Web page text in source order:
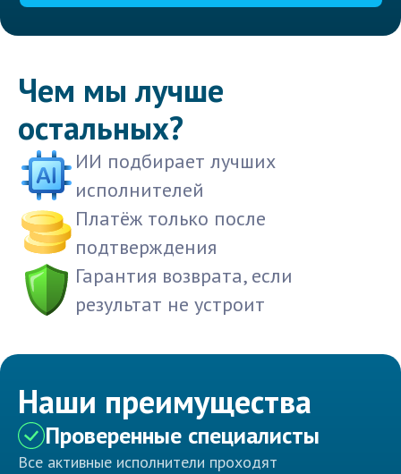
Чем мы лучше
остальных?
ИИ подбирает лучших
исполнителей
Платёж только после
подтверждения
Гарантия возврата, если
результат не устроит
Наши преимущества
Проверенные специалисты
Все активные исполнители проходят